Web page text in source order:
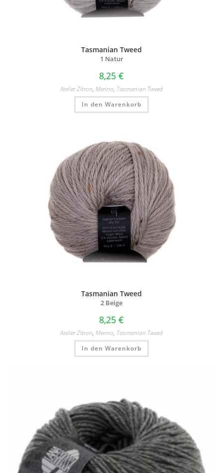
Tasmanian Tweed
1 Natur
8,25 €
Atelier Zitron, Merino, Tasmanian Tweed
In den Warenkorb
Tasmanian Tweed
2 Beige
8,25 €
Atelier Zitron, Merino, Tasmanian Tweed
In den Warenkorb